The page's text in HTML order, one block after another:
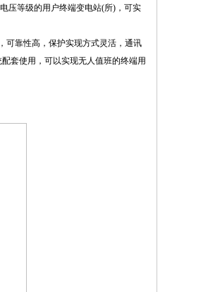
压等级的用户终端变电站(所)，可实
可靠性高，保护实现方式灵活，通讯
套使用，可以实现无人值班的终端用